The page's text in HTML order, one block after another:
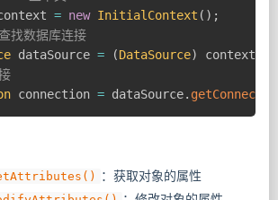
= new InitialContext ( ) ;
找数据库连接
dataSource = (DataSource) context
connection = dataSource.
：获取对象的属性